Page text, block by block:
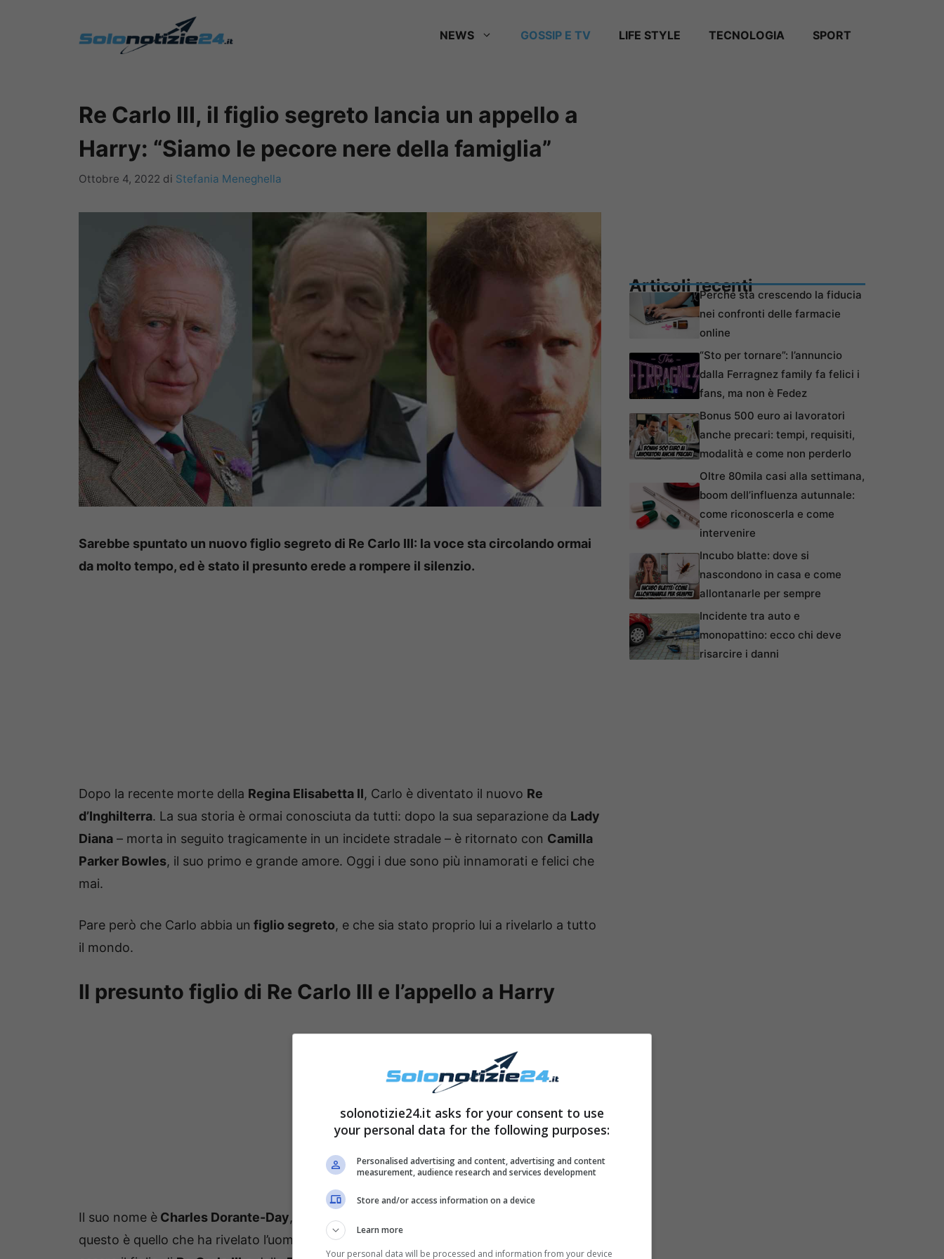
NEWS GOSSIP E TV LIFE STYLE TECNOLOGIA SPORT
Re Carlo III, il figlio segreto lancia un appello a
Harry: “Siamo le pecore nere della famiglia”
Ottobre 4, 2022 di Stefania Meneghella
Sarebbe spuntato un nuovo figlio segreto di Re Carlo III: la voce sta circolando ormai
da molto tempo, ed è stato il presunto erede a rompere il silenzio.
Dopo la recente morte della Regina Elisabetta II, Carlo è diventato il nuovo Re
d’Inghilterra. La sua storia è ormai conosciuta da tutti: dopo la sua separazione da Lady
Diana – morta in seguito tragicamente in un incidete stradale – è ritornato con Camilla
Parker Bowles, il suo primo e grande amore. Oggi i due sono più innamorati e felici che
mai.
Pare però che Carlo abbia un figlio segreto, e che sia stato proprio lui a rivelarlo a tutto
il mondo.
Il presunto figlio di Re Carlo III e l’appello a Harry
Il suo nome è Charles Dorante-Day, e potrebbe essere il figlio del nuovo sovrano:
questo è quello che ha rivelato l’uomo diverse volte. Ha infatti sostenuto più volte di
Articoli recentiPerché sta crescendo la fiducia
nei confronti delle farmacie
online
“Sto per tornare”: l’annuncio
dalla Ferragnez family fa felici i
fans, ma non è Fedez
Bonus 500 euro ai lavoratori
anche precari: tempi, requisiti,
modalità e come non perderlo
Oltre 80mila casi alla settimana,
boom dell’influenza autunnale:
come riconoscerla e come
intervenire
Incubo blatte: dove si
nascondono in casa e come
allontanarle per sempre
Incidente tra auto e
monopattino: ecco chi deve
risarcire i danni
solonotizie24.it asks for your consent to use
your personal data for the following purposes:
Personalised advertising and content, advertising and content
measurement, audience research and services development
Store and/or access information on a device
Learn more
Your personal data will be processed and information from your device